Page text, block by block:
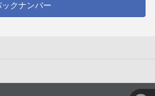
ックナンバー